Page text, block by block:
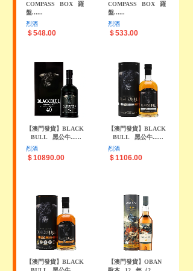
COMPASS
BOX
羅
盤......
烈酒
＄548.00
COMPASS
BOX
羅
盤......
烈酒
＄533.00
【澳門發貨】BLACK
BULL
黑公牛......
烈酒
＄10890.00
【澳門發貨】BLACK
BULL
黑公牛......
烈酒
＄1106.00
【澳門發貨】BLACK
【澳門發貨】OBAN